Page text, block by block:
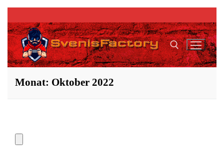
Zum
Inhalt
springen
Suchen nach:
Monat: Oktober 2022